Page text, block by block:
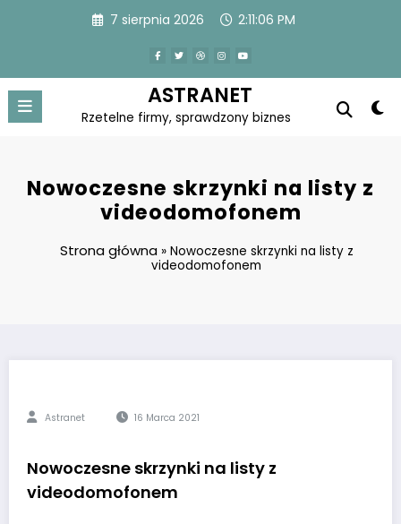
7 sierpnia 2026 2:11:07 PM
ASTRANET
Rzetelne firmy, sprawdzony biznes
Nowoczesne skrzynki na listy z
videodomofonem
Strona główna» Nowoczesne skrzynki na listy z
videodomofonem
Astranet 16 Marca 2021
Nowoczesne skrzynki na listy z
videodomofonem